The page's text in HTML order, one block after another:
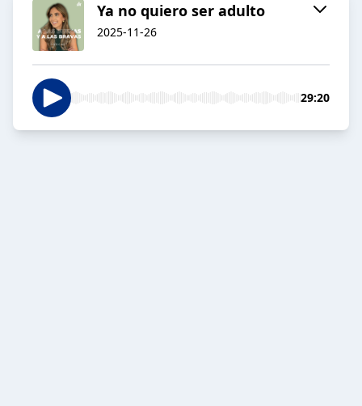
Ya no quiero ser adulto
2025-11-26
29:20